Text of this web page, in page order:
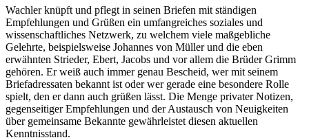
Wachler knüpft und pflegt in seinen Briefen mit ständigen
Empfehlungen und Grüßen ein umfangreiches soziales und
wissenschaftliches Netzwerk, zu welchem viele maßgebliche
Gelehrte, beispielsweise Johannes von Müller und die eben
erwähnten Strieder, Ebert, Jacobs und vor allem die Brüder Grimm
gehören. Er weiß auch immer genau Bescheid, wer mit seinem
Briefadressaten bekannt ist oder wer gerade eine besondere Rolle
spielt, den er dann auch grüßen lässt. Die Menge privater Notizen,
gegenseitiger Empfehlungen und der Austausch von Neuigkeiten
über gemeinsame Bekannte gewährleistet diesen aktuellen
Kenntnisstand.